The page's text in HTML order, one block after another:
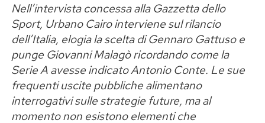
Georgina Rodriguez è madre di sei figli e nel suo
messaggio ricorda proprio il ruolo della
maternità nel rapporto con il proprio corpo.
Spiega di voler trasmettere alle sue figlie un
principio semplice ma fondamentale: il valore di
una persona non può essere misurato
dall’aspetto fisico né dai giudizi di perfetti
Nell’intervista concessa alla Gazzetta dello
Sport, Urbano Cairo interviene sul rilancio
dell’Italia, elogia la scelta di Gennaro Gattuso e
punge Giovanni Malagò ricordando come la
Serie A avesse indicato Antonio Conte. Le sue
frequenti uscite pubbliche alimentano
interrogativi sulle strategie future, ma al
momento non esistono elementi che